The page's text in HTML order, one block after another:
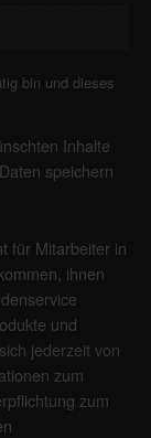
bin und dieses
Inhalte
speichern
für Mitarbeiter in
ihnen
und
jederzeit von
zum
zum